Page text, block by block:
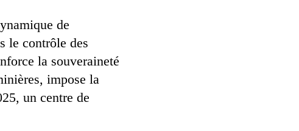
de
le contrôle des
la souveraineté
impose la
un centre de